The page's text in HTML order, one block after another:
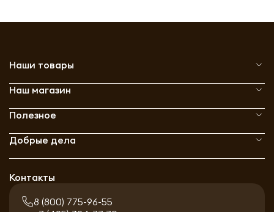
Наши товары
Наш магазин
Полезное
Добрые дела
Контакты
8 (800) 775-96-55